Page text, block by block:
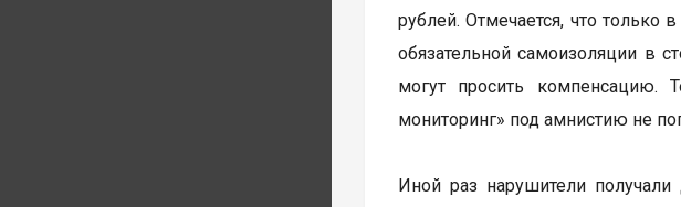
рублей. Отмечается, что
обязательной самоизоляции в
могут просить компенсацию.
мониторинг» под амнистию не
Иной раз нарушители